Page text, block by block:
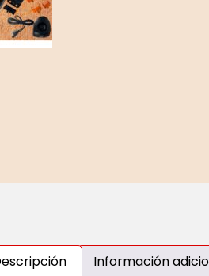
Información